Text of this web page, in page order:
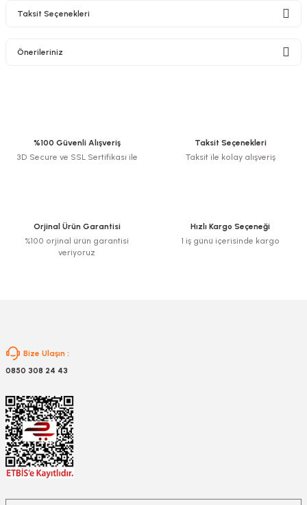
Taksit Seçenekleri
Önerileriniz
Ürün resmi kalitesiz, bozuk veya görüntülenemiyor.
Bu ürüne benzer farklı alternatifler olmalı.
%100 Güvenli Alışveriş
3D Secure ve SSL Sertifikası ile
Taksit Seçenekleri
Taksit ile kolay alışveriş
Orjinal Ürün Garantisi
%100 orjinal ürün garantisi
veriyoruz
Hızlı Kargo Seçeneği
1 iş günü içerisinde kargo
Bize Ulaşın :
0850 308 24 43